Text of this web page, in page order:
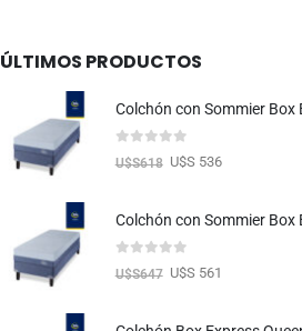
ÚLTIMOS PRODUCTOS
U$S618 U$S 536
U$S647 U$S 561